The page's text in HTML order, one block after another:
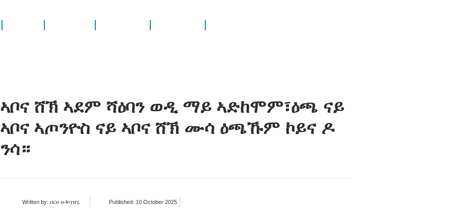
ኣቦና ሸኽ ኣደም ሻዕባን ወዲ ማይ ኣድከሞም፣ዕጫ ናይ
ኣቦና ኣጦንዮስ ናይ ኣቦና ሸኽ ሙሳ ዕጫኹም ኮይና ዶ
ንሳ።
Written by: በርሀ ዑቅባዝጊ Published: 10 October 2025